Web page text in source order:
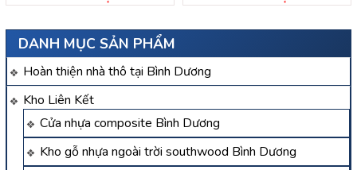
DANH MỤC SẢN PHẨM
Hoàn thiện nhà thô tại Bình Dương
Kho Liên Kết
Cửa nhựa composite Bình Dương
Kho gỗ nhựa ngoài trời southwood Bình Dương